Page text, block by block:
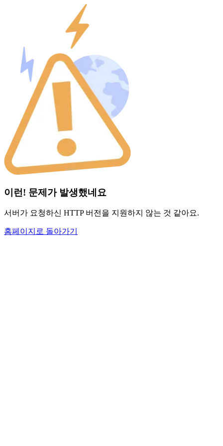
이런! 문제가 발생했네요
서버가 요청하신 HTTP 버전을 지원하지 않는 것 같아요.
홈페이지로 돌아가기